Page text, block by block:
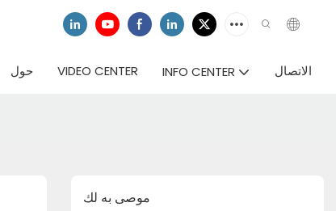
حول VIDEO CENTER INFO CENTER الاتصال
موصى به لك